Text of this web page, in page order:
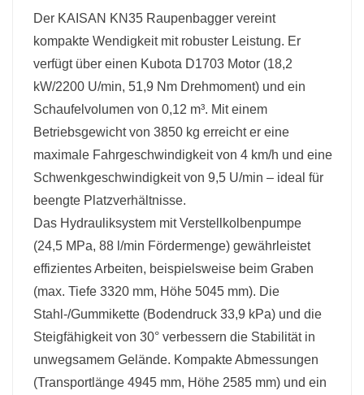
unwegsamem Gelände. Die Hybridkette aus
Gummi und Stahl (Bodendruck: 33,9 kPa)
minimiert Oberflächenschäden und ist ideal
für sensible Umgebungen.
Fortschrittliche Hydraulik: Eine variable
Kolbenpumpe (24,5 MPa, 88 l/min
Durchfluss) sorgt für einen reibungslosen,
reaktionsschnellen Betrieb und reduziert
Ermüdungserscheinungen bei längerem
Gebrauch. Die Hydraulikölkapazität von 41 l
unterstützt kontinuierliche Arbeitsabläufe.
Präzision und ReichweiteMit einer
maximalen Grabtiefe von 3,32 m und einer
maximalen Grabhöhe von 5,04 m eignet sich
diese Maschine für vielfältige Anwendungen,
vom Grabenbau bis zur
Landschaftsgestaltung. Der Schwenkbereich
Der KAISAN KN35 Raupenbagger vereint
kompakte Wendigkeit mit robuster Leistung. Er
verfügt über einen Kubota D1703 Motor (18,2
kW/2200 U/min, 51,9 Nm Drehmoment) und ein
Schaufelvolumen von 0,12 m³. Mit einem
Betriebsgewicht von 3850 kg erreicht er eine
maximale Fahrgeschwindigkeit von 4 km/h und eine
Schwenkgeschwindigkeit von 9,5 U/min – ideal für
beengte Platzverhältnisse.
Das Hydrauliksystem mit Verstellkolbenpumpe
(24,5 MPa, 88 l/min Fördermenge) gewährleistet
effizientes Arbeiten, beispielsweise beim Graben
(max. Tiefe 3320 mm, Höhe 5045 mm). Die
Stahl-/Gummikette (Bodendruck 33,9 kPa) und die
Steigfähigkeit von 30° verbessern die Stabilität in
unwegsamem Gelände. Kompakte Abmessungen
(Transportlänge 4945 mm, Höhe 2585 mm) und ein